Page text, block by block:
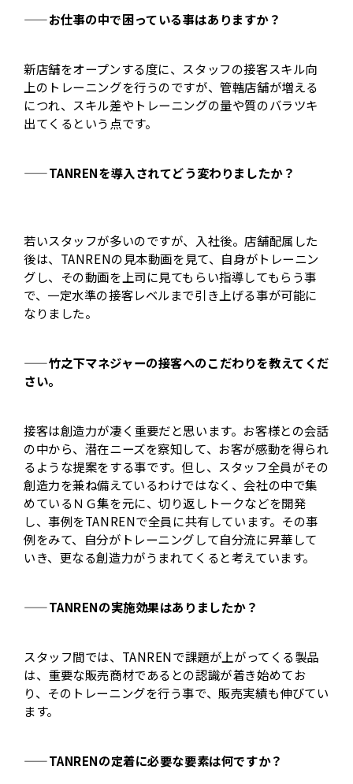
——お仕事の中で困っている事はありますか？
新店舗をオープンする度に、スタッフの接客スキル向
上のトレーニングを行うのですが、管轄店舗が増える
につれ、スキル差やトレーニングの量や質のバラツキ
出てくるという点です。
——TANRENを導入されてどう変わりましたか？
若いスタッフが多いのですが、入社後。店舗配属した
後は、TANRENの見本動画を見て、自身がトレーニン
グし、その動画を上司に見てもらい指導してもらう事
で、一定水準の接客レベルまで引き上げる事が可能に
なりました。
——竹之下マネジャーの接客へのこだわりを教えてくだ
さい。
接客は創造力が凄く重要だと思います。お客様との会話
の中から、潜在ニーズを察知して、お客が感動を得られ
るような提案をする事です。但し、スタッフ全員がその
創造力を兼ね備えているわけではなく、会社の中で集
めているＮＧ集を元に、切り返しトークなどを開発
し、事例をTANRENで全員に共有しています。その事
例をみて、自分がトレーニングして自分流に昇華して
いき、更なる創造力がうまれてくると考えています。
——TANRENの実施効果はありましたか？
スタッフ間では、TANRENで課題が上がってくる製品
は、重要な販売商材であるとの認識が着き始めてお
り、そのトレーニングを行う事で、販売実績も伸びてい
ます。
——TANRENの定着に必要な要素は何ですか？